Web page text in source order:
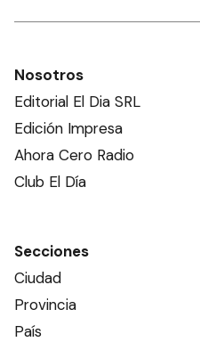
Nosotros
Editorial El Dia SRL
Edición Impresa
Ahora Cero Radio
Club El Día
Secciones
Ciudad
Provincia
País